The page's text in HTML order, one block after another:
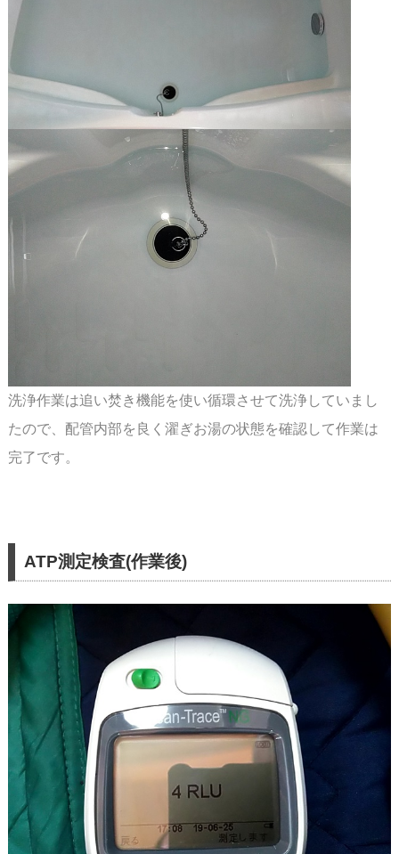
洗浄作業は追い焚き機能を使い循環させて洗浄していまし
たので、配管内部を良く濯ぎお湯の状態を確認して作業は
完了です。
ATP測定検査(作業後)